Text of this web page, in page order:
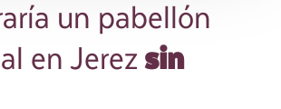
un pabellón
en Jerez sin